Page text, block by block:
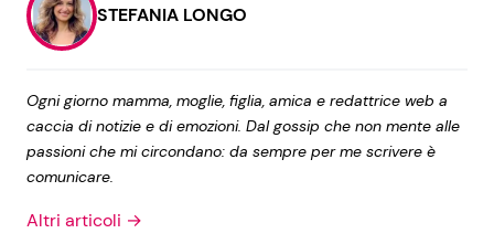
STEFANIA LONGO
Ogni giorno mamma, moglie, figlia, amica e redattrice web a
caccia di notizie e di emozioni. Dal gossip che non mente alle
passioni che mi circondano: da sempre per me scrivere è
comunicare.
Altri articoli →